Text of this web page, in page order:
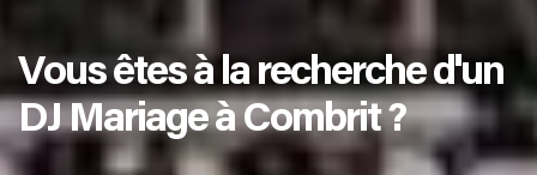
Vous êtes à la recherche d'un
DJ Mariage à Combrit ?